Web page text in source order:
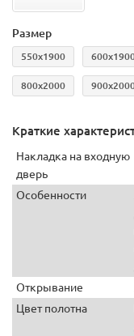
Размер
550x1900
800х2000
Краткие
Накладка на входную
дверь
Особенности
Открывание
Цвет полотна